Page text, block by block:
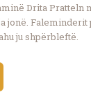
Drita Pratteln
jonë. Faleminderit
ju shpërbleftë.